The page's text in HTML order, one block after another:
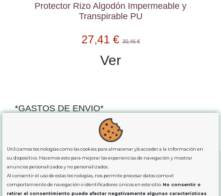
Protector Rizo Algodón Impermeable y
Transpirable PU
27,41 €30,46 €
Ver
*GASTOS DE ENVIO*
para comprassuperiores a 80€
SOBRE NOSOTROS
Utilizamos tecnologías como las cookies para almacenar y/o acceder a la información en
su dispositivo. Hacemos esto para mejorar las experiencias de navegación y mostrar
anuncios personalizados y no personalizados.
Al consentir el uso de estas tecnologías, nos permite procesar datos como el
comportamiento de navegación o identificadores únicos en este sitio.No consentir o
retirar el consentimiento puede afectar negativamente algunas características